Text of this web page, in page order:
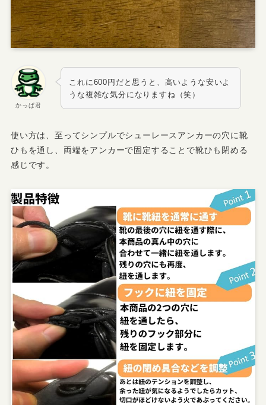
かっぱ君
これに600円だと思うと、高いような安いよ
うな複雑な気分になりますね（笑）
使い方は、至ってシンプルでシューレースアンカーの穴に靴
ひもを通し、両端をアンカーで固定することで靴ひも閉める
感じです。